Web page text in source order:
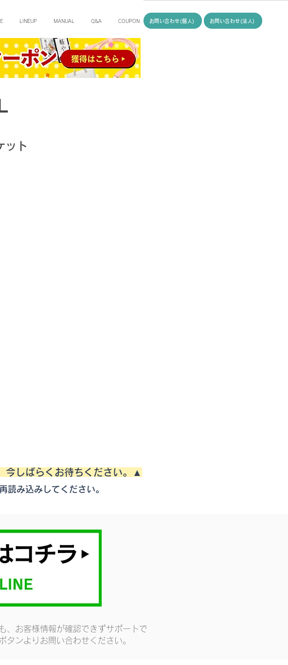
LINEUP MANUAL Q&A COUPON お問い合わせ(個人) お問い合わせ(法人)
ット
今しばらくお待ちください。▲
読み込みしてください。
、お客様情報が確認できずサポートで
タンよりお問い合わせください。